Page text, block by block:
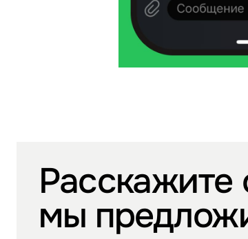
Расскажите
мы